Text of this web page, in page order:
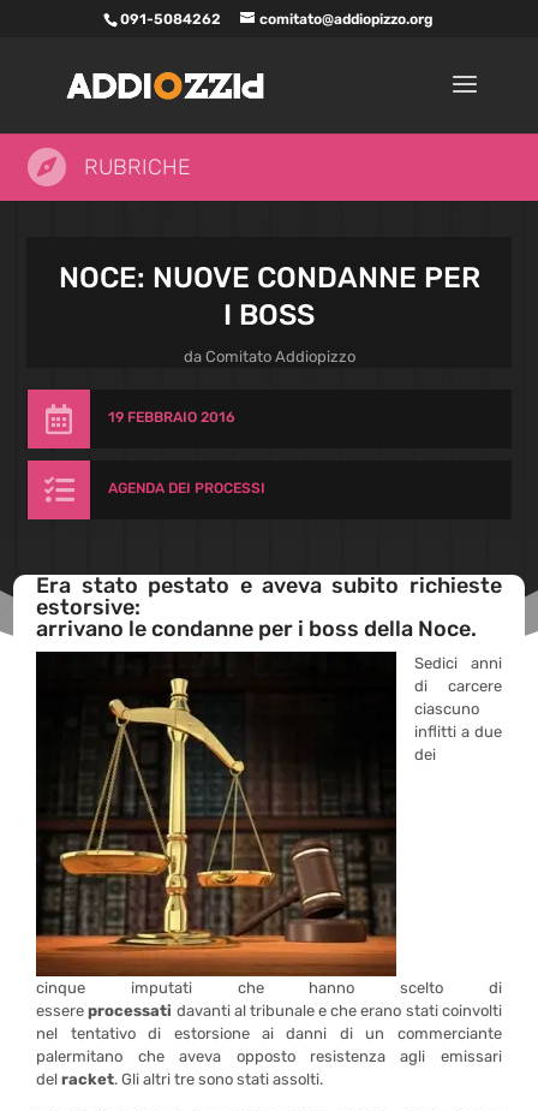
091-5084262 comitato@addiopizzo.org
 RUBRICHE
NOCE: NUOVE CONDANNE PER
I BOSS
da Comitato Addiopizzo
 19 FEBBRAIO 2016
 AGENDA DEI PROCESSI
Era stato pestato e aveva subito richieste
estorsive:
arrivano le condanne per i boss della Noce.
Sedici anni
di carcere
ciascuno
inflitti a due
dei
cinque imputati che hanno scelto di
essere processati davanti al tribunale e che erano stati coinvolti
nel tentativo di estorsione ai danni di un commerciante
palermitano che aveva opposto resistenza agli emissari
delracket. Gli altri tre sono stati assolti.